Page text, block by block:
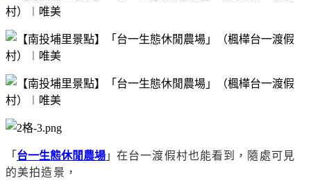
「 台一生態休閒農場 」 在台一渡假村也能看到，隨處可見
的美拍造景，